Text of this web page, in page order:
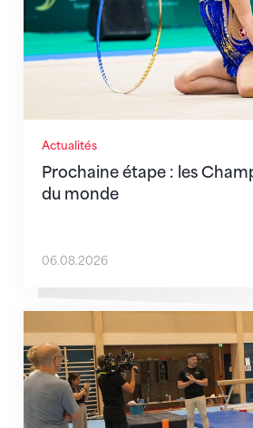
Actualités
Prochaine étape : les
du monde
06.08.2026
En route pour Zagreb avec des